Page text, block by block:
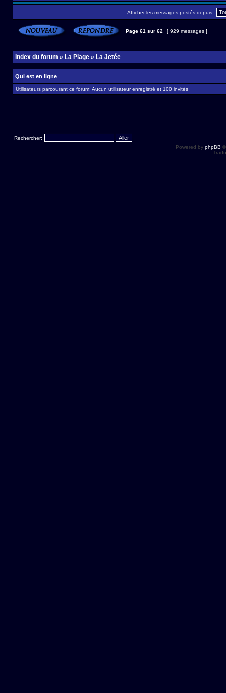
Afficher les messages postés depuis:
Page 61 sur 62 [ 929 messages ]
Index du forum » La Plage » La Jetée
Qui est en ligne
Utilisateurs parcourant ce forum: Aucun utilisateur enregistré et 100 invités
Rechercher:
Powered by phpBB